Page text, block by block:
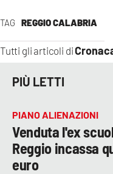
TAG REGGIO CALABRIA
Tutti gli articoli di
PIÙ LETTI
PIANO ALIENAZIONI
Venduta l'ex
Reggio incassa
euro